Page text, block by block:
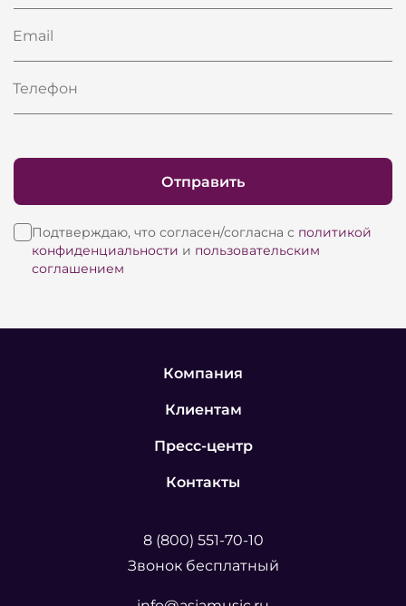
Email
Телефон
Подтверждаю, что согласен/согласна с политикой
конфиденциальности и пользовательским
соглашением
Отправить
Компания
Клиентам
Пресс-центр
Контакты
8 (800) 551-70-10
Звонок бесплатный